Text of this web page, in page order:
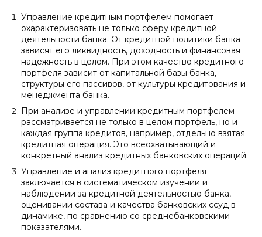
Управление кредитным портфелем помогает
охарактеризовать не только сферу кредитной
деятельности банка. От кредитной политики банка
зависят его ликвидность, доходность и финансовая
надежность в целом. При этом качество кредитного
портфеля зависит от капитальной базы банка,
структуры его пассивов, от культуры кредитования и
менеджмента банка.
При анализе и управлении кредитным портфелем
рассматривается не только в целом портфель, но и
каждая группа кредитов, например, отдельно взятая
кредитная операция. Это всеохватывающий и
конкретный анализ кредитных банковских операций.
Управление и анализ кредитного портфеля
заключается в систематическом изучении и
наблюдении за кредитной деятельностью банка,
оценивании состава и качества банковских ссуд в
динамике, по сравнению со среднебанковскими
показателями.